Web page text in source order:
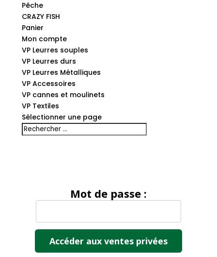
Pêche
CRAZY FISH
Panier
Mon compte
VP Leurres souples
VP Leurres durs
VP Leurres Métalliques
VP Accessoires
VP cannes et moulinets
VP Textiles
Sélectionner une page
Mot de passe :